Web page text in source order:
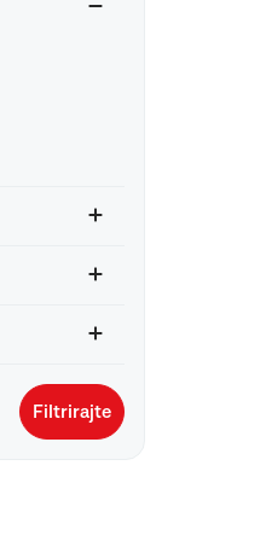
Filtrirajte